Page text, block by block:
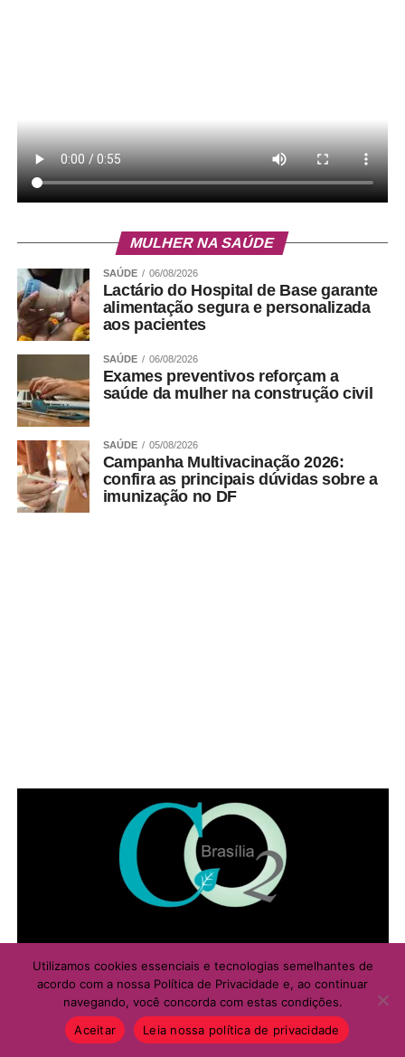
MULHER NA SAÚDE
SAÚDE 06/08/2026
Lactário do Hospital de Base garante
alimentação segura e personalizada
aos pacientes
SAÚDE 06/08/2026
Exames preventivos reforçam a
saúde da mulher na construção civil
SAÚDE 05/08/2026
Campanha Multivacinação 2026:
confira as principais dúvidas sobre a
imunização no DF
Utilizamos cookies essenciais e tecnologias semelhantes de
acordo com a nossa Política de Privacidade e, ao continuar
navegando, você concorda com estas condições.
Aceitar
Leia nossa política de privacidade